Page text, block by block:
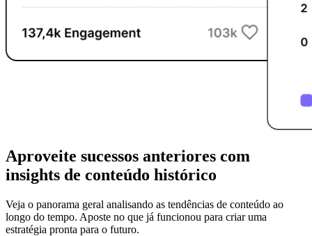
Aproveite sucessos anteriores com
insights de conteúdo histórico
Veja o panorama geral analisando as tendências de conteúdo ao
longo do tempo. Aposte no que já funcionou para criar uma
estratégia pronta para o futuro.